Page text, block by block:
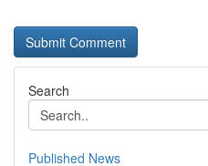
Search
Published News